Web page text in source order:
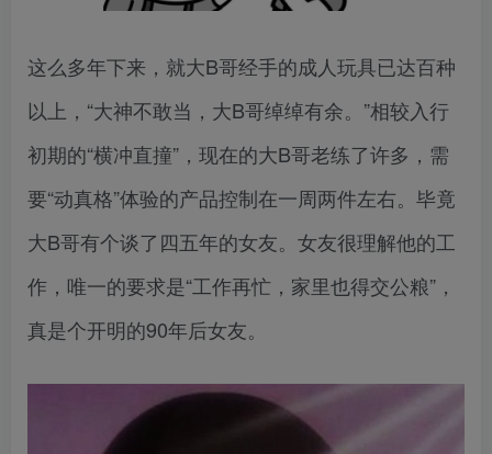
这么多年下来，就大B哥经手的成人玩具已达百种
以上，“大神不敢当，大B哥绰绰有余。”相较入行
初期的“横冲直撞”，现在的大B哥老练了许多，需
要“动真格”体验的产品控制在一周两件左右。毕竟
大B哥有个谈了四五年的女友。女友很理解他的工
作，唯一的要求是“工作再忙，家里也得交公粮”，
真是个开明的90年后女友。